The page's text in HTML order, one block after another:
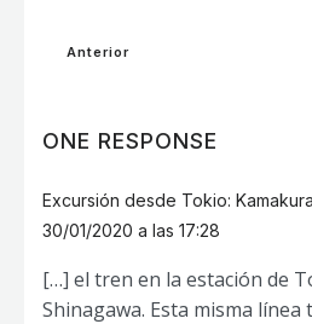
Anterior
ONE RESPONSE
Excursión desde Tokio: Kamakura
30/01/2020 a las 17:28
[…] el tren en la estación de
Shinagawa. Esta misma